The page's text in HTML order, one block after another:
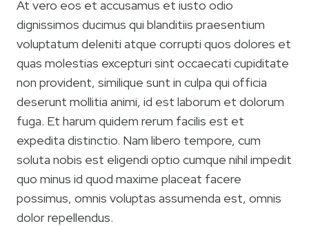
At vero eos et accusamus et iusto odio
dignissimos ducimus qui blanditiis praesentium
voluptatum deleniti atque corrupti quos dolores et
quas molestias excepturi sint occaecati cupiditate
non provident, similique sunt in culpa qui officia
deserunt mollitia animi, id est laborum et dolorum
fuga. Et harum quidem rerum facilis est et
expedita distinctio. Nam libero tempore, cum
soluta nobis est eligendi optio cumque nihil impedit
quo minus id quod maxime placeat facere
possimus, omnis voluptas assumenda est, omnis
dolor repellendus.